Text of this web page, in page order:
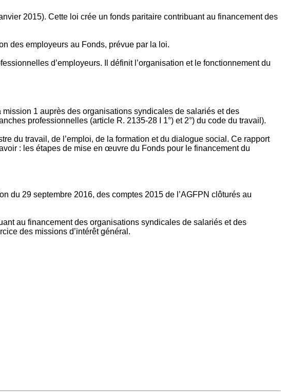
2015). Cette loi crée un fonds paritaire contribuant au financement des
des employeurs au Fonds, prévue par la loi.
d’employeurs. Il définit l’organisation et le fonctionnement du
1 auprès des organisations syndicales de salariés et des
professionnelles (article R. 2135‐28 I 1°) et 2°) du code du travail).
du travail, de l’emploi, de la formation et du dialogue social. Ce rapport
: les étapes de mise en œuvre du Fonds pour le financement du
du 29 septembre 2016, des comptes 2015 de l’AGFPN clôturés au
au financement des organisations syndicales de salariés et des
des missions d’intérêt général.